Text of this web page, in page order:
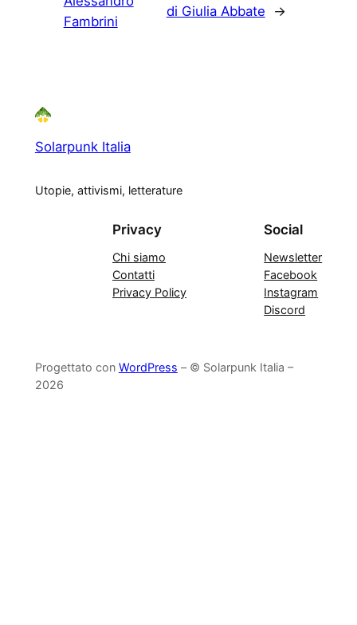
Fambrini
di Giulia Abbate
→
Solarpunk Italia
Utopie, attivismi, letterature
Privacy
Chi siamo
Contatti
Privacy Policy
Social
Newsletter
Facebook
Instagram
Discord
Progettato con WordPress – © Solarpunk Italia –
2026